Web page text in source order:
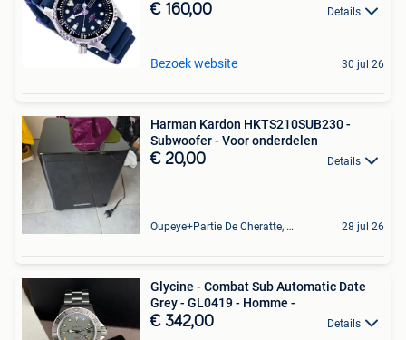
€ 160,00 Details
Bezoek website 30 jul 26
Harman Kardon HKTS210SUB230 -
Subwoofer - Voor onderdelen
€ 20,00 Details
Oupeye+Partie De Cheratte, Herstal Et Wandre 28 jul 26
Glycine - Combat Sub Automatic Date
Grey - GL0419 - Homme -
€ 342,00 Details